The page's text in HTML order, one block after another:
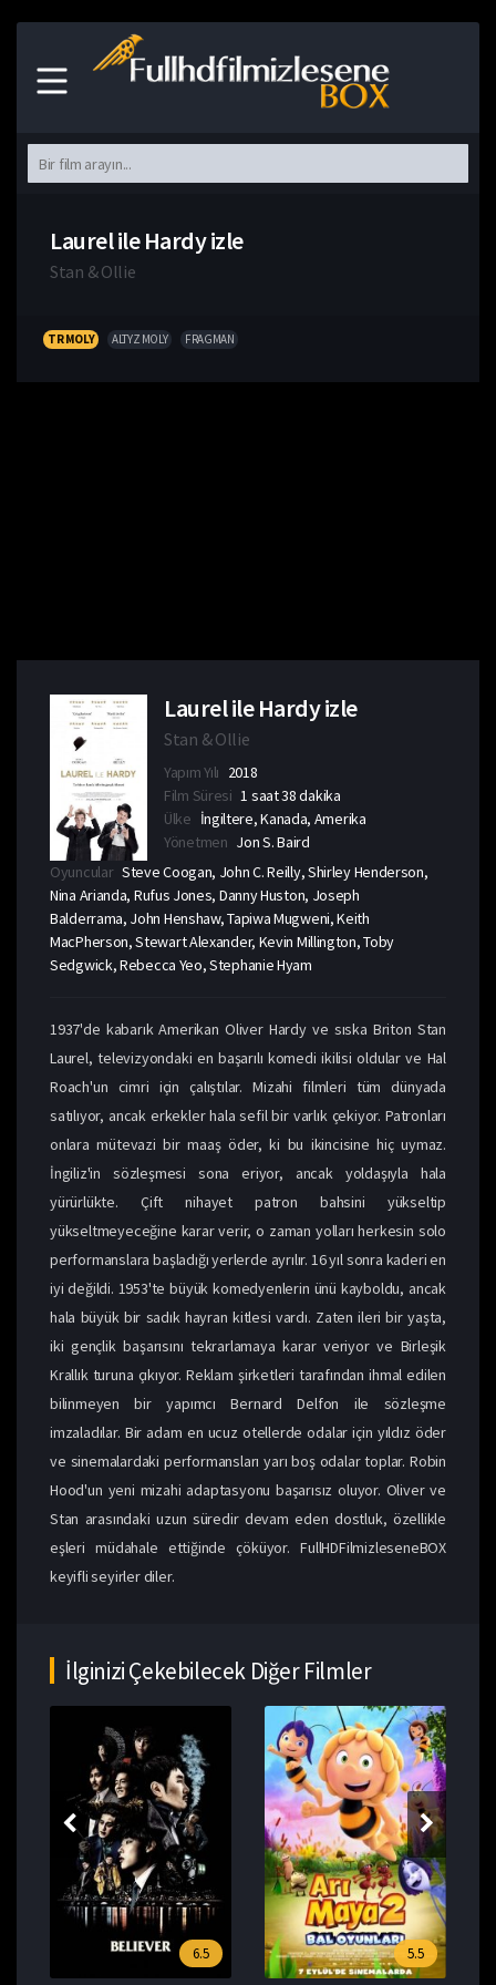
Laurel ile Hardy izle
Stan & Ollie
TR MOLY ALTYZ MOLY FRAGMAN
Laurel ile Hardy izle
Stan & Ollie
Yapım Yılı 2018
Film Süresi 1 saat 38 dakika
Ülke İngiltere, Kanada, Amerika
Yönetmen Jon S. Baird
Oyuncular Steve Coogan, John C. Reilly, Shirley Henderson,
Nina Arianda, Rufus Jones, Danny Huston, Joseph
Balderrama, John Henshaw, Tapiwa Mugweni, Keith
MacPherson, Stewart Alexander, Kevin Millington, Toby
Sedgwick, Rebecca Yeo, Stephanie Hyam
1937'de kabarık Amerikan Oliver Hardy ve sıska Briton Stan
Laurel, televizyondaki en başarılı komedi ikilisi oldular ve Hal
Roach'un cimri için çalıştılar. Mizahi filmleri tüm dünyada
satılıyor, ancak erkekler hala sefil bir varlık çekiyor. Patronları
onlara mütevazi bir maaş öder, ki bu ikincisine hiç uymaz.
İngiliz'in sözleşmesi sona eriyor, ancak yoldaşıyla hala
yürürlükte. Çift nihayet patron bahsini yükseltip
yükseltmeyeceğine karar verir, o zaman yolları herkesin solo
performanslara başladığı yerlerde ayrılır. 16 yıl sonra kaderi en
iyi değildi. 1953'te büyük komedyenlerin ünü kayboldu, ancak
hala büyük bir sadık hayran kitlesi vardı. Zaten ileri bir yaşta,
iki gençlik başarısını tekrarlamaya karar veriyor ve Birleşik
Krallık turuna çıkıyor. Reklam şirketleri tarafından ihmal edilen
bilinmeyen bir yapımcı Bernard Delfon ile sözleşme
imzaladılar. Bir adam en ucuz otellerde odalar için yıldız öder
ve sinemalardaki performansları yarı boş odalar toplar. Robin
Hood'un yeni mizahi adaptasyonu başarısız oluyor. Oliver ve
Stan arasındaki uzun süredir devam eden dostluk, özellikle
eşleri müdahale ettiğinde çöküyor. FullHDFilmizleseneBOX
keyifli seyirler diler.
İlginizi Çekebilecek Diğer Filmler
6.5 5.5